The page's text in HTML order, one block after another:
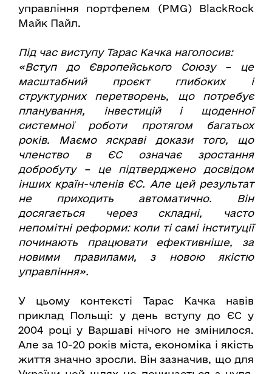
управління портфелем (PMG) BlackRock
Майк Пайл.
Під час виступу Тарас Качка наголосив:
«Вступ до Європейського Союзу – це
масштабний проєкт глибоких і
структурних перетворень, що потребує
планування, інвестицій і щоденної
системної роботи протягом багатьох
років. Маємо яскраві докази того, що
членство в ЄС означає зростання
добробуту – це підтверджено досвідом
інших країн-членів ЄС. Але цей результат
не приходить автоматично. Він
досягається через складні, часто
непомітні реформи: коли ті самі інституції
починають працювати ефективніше, за
новими правилами, з новою якістю
управління».
У цьому контексті Тарас Качка навів
приклад Польщі: у день вступу до ЄС у
2004 році у Варшаві нічого не змінилося.
Але за 10-20 років міста, економіка і якість
життя значно зросли. Він зазначив, що для